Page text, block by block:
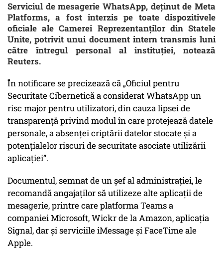
Serviciul de mesagerie WhatsApp, deținut de Meta
Platforms, a fost interzis pe toate dispozitivele
oficiale ale Camerei Reprezentanților din Statele
Unite, potrivit unui document intern transmis luni
către întregul personal al instituției, notează
Reuters.
În notificare se precizează că „Oficiul pentru
Securitate Cibernetică a considerat WhatsApp un
risc major pentru utilizatori, din cauza lipsei de
transparență privind modul în care protejează datele
personale, a absenței criptării datelor stocate și a
potențialelor riscuri de securitate asociate utilizării
aplicației”.
Documentul, semnat de un șef al administrației, le
recomandă angajaților să utilizeze alte aplicații de
mesagerie, printre care platforma Teams a
companiei Microsoft, Wickr de la Amazon, aplicația
Signal, dar și serviciile iMessage și FaceTime ale
Apple.